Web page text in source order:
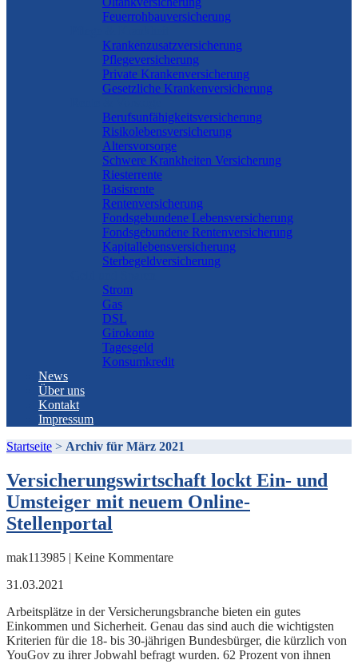
Feuerrohbauversicherung
Krankenzusatzversicherung
Pflegeversicherung
Private Krankenversicherung
Gesetzliche Krankenversicherung
Berufs­unfähigkeitsversicherung
Risikolebensversicherung
Altersvorsorge
Schwere Krankheiten Versicherung
Riesterrente
Basisrente
Rentenversicherung
Fondsgebundene Lebensversicherung
Fondsgebundene Rentenversicherung
Kapitallebensversicherung
Sterbegeldversicherung
Strom
Gas
DSL
Girokonto
Tagesgeld
Konsumkredit
News
Über uns
Kontakt
Impressum
Startseite > Archiv für März 2021
Versicherungswirtschaft lockt Ein- und
Umsteiger mit neuem Online-
Stellenportal
mak113985 | Keine Kommentare
31.03.2021
Arbeitsplätze in der Versicherungsbranche bieten ein gutes
Einkommen und Sicherheit. Genau das sind auch die wichtigsten
Kriterien für die 18- bis 30-jährigen Bundesbürger, die kürzlich von
YouGov zu ihrer Jobwahl befragt wurden. 62 Prozent von ihnen